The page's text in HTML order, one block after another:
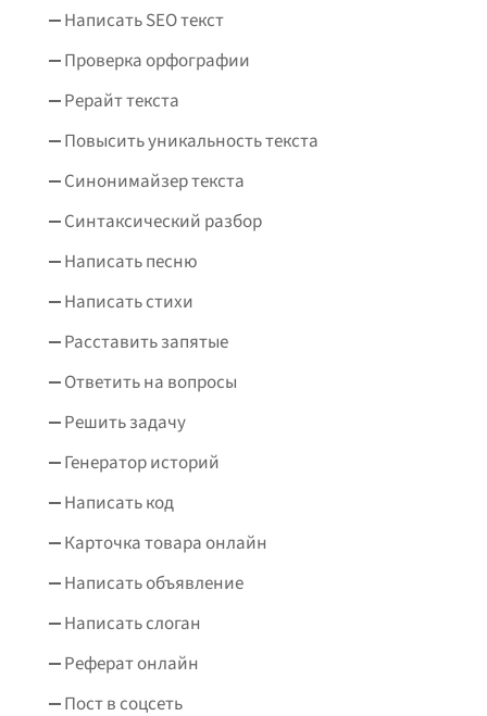
Написать SEO текст
Проверка орфографии
Рерайт текста
Повысить уникальность текста
Синонимайзер текста
Синтаксический разбор
Написать песню
Написать стихи
Расставить запятые
Ответить на вопросы
Решить задачу
Генератор историй
Написать код
Карточка товара онлайн
Написать объявление
Написать слоган
Реферат онлайн
Пост в соцсеть